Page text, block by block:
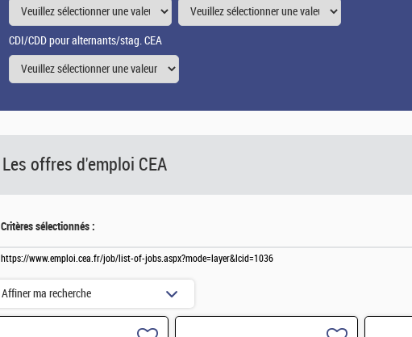
CDI/CDD pour alternants/stag. CEA
Les offres d'emploi CEA
Critères sélectionnés :
https://www.emploi.cea.fr/job/list-of-jobs.aspx?mode=layer&lcid=1036
Affiner ma recherche